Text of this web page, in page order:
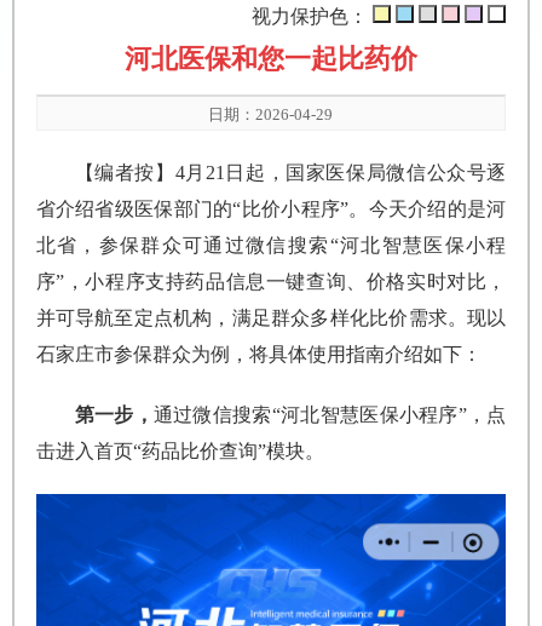
视力保护色：
河北医保和您一起比药价
日期：2026-04-29
【编者按】4月21日起，国家医保局微信公众号逐
省介绍省级医保部门的“比价小程序”。今天介绍的是河
北省，参保群众可通过微信搜索“河北智慧医保小程
序”，小程序支持药品信息一键查询、价格实时对比，
并可导航至定点机构，满足群众多样化比价需求。现以
石家庄市参保群众为例，将具体使用指南介绍如下：
第一步， 通过微信搜索“河北智慧医保小程序”，点
击进入首页“药品比价查询”模块。